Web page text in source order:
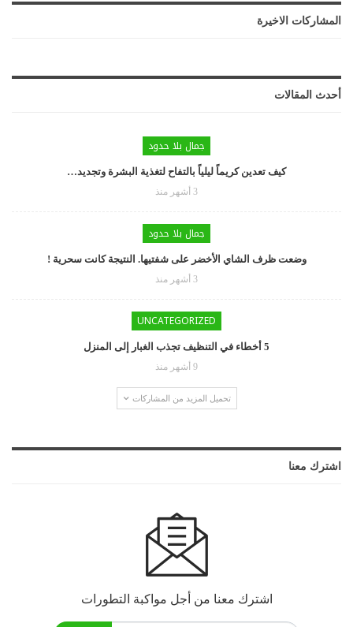
المشاركات الاخيرة
أحدث المقالات
جمال بلا حدود
كيف تعدين كريماً ليلياً بالتفاح لتغذية البشرة وتجديد…
3 أشهر منذ
جمال بلا حدود
وضعت ظرف الشاي الأخضر على شفتيها. النتيجة كانت سحرية !
3 أشهر منذ
UNCATEGORIZED
5 أخطاء في التنظيف تجذب الغبار إلى المنزل
9 أشهر منذ
تحميل المزيد من المشاركات
اشترك معنا
اشترك معنا من أجل مواكبة التطورات